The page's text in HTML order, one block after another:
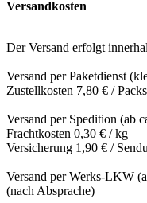
Versandkosten
Der Versand erfolgt
Versand per Paketdienst
Zustellkosten 7,80 € /
Versand per Spedition (ab
Frachtkosten 0,30 € / kg
Versicherung 1,90 € /
Versand per Werks-LKW
(nach Absprache)